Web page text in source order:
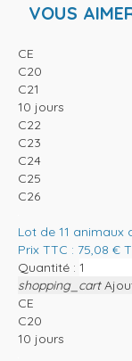
VOUS
CE
C20
C21
10 jours
C22
C23
C24
C25
C26
Lot de 11 animaux
Prix TTC : 75,08 €
Quantité :
shopping_cart
CE
C20
10 jours